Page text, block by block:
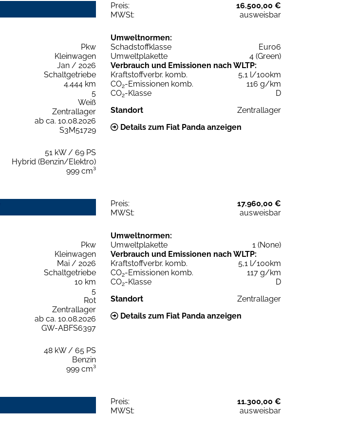
Preis:
16.500,00 €
MWSt:
ausweisbar
Pkw
Kleinwagen
Jan / 2026
Schaltgetriebe
4.444 km
5
Weiß
Zentrallager
ab ca. 10.08.2026
S3M51729
51 kW / 69 PS
Hybrid (Benzin/Elektro)
999 cm³
Umweltnormen:
Schadstoffklasse
Euro6
Umweltplakette
4 (Green)
Verbrauch und Emissionen nach WLTP:
Kraftstoffverbr. komb.
5,1 l/100km
CO2-Emissionen komb.
116 g/km
CO2-Klasse
D
Standort
Zentrallager
Details zum Fiat Panda anzeigen
Preis:
17.960,00 €
MWSt:
ausweisbar
Pkw
Kleinwagen
Mai / 2026
Schaltgetriebe
10 km
5
Rot
Zentrallager
ab ca. 10.08.2026
GW-ABFS6397
48 kW / 65 PS
Benzin
999 cm³
Umweltnormen:
Umweltplakette
1 (None)
Verbrauch und Emissionen nach WLTP:
Kraftstoffverbr. komb.
5,1 l/100km
CO2-Emissionen komb.
117 g/km
CO2-Klasse
D
Standort
Zentrallager
Details zum Fiat Panda anzeigen
Preis:
11.300,00 €
MWSt:
ausweisbar